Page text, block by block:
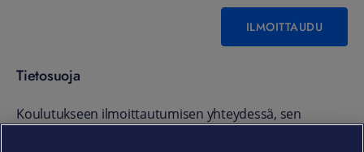
ILMOITTAUDU
Tietosuoja
Koulutukseen ilmoittautumisen yhteydessä, sen